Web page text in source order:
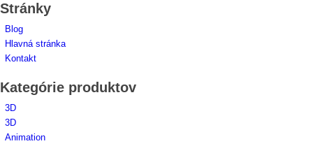
Stránky
Blog
Hlavná stránka
Kontakt
Kategórie produktov
3D
3D
Animation